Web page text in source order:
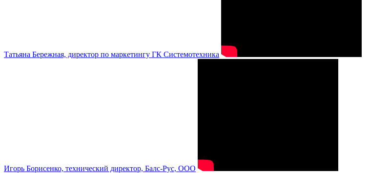
Татьяна Бережная, директор по маркетингу ГК Системотехника
Игорь Борисенко, технический директор, Балс-Рус, ООО